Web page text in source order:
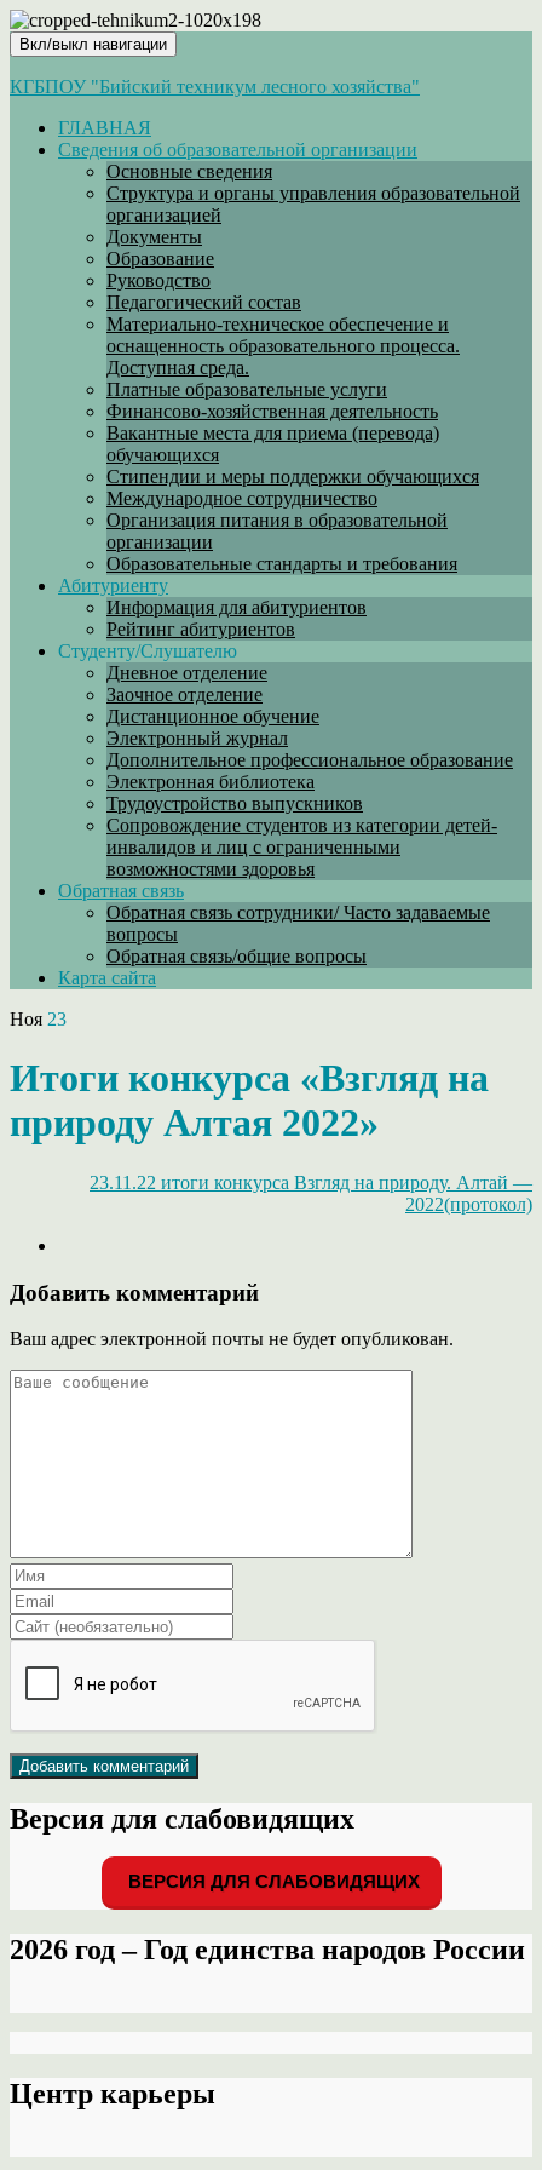
Вкл/выкл навигации
КГБПОУ "Бийский техникум лесного хозяйства"
ГЛАВНАЯ
Сведения об образовательной организации
Основные сведения
Структура и органы управления образовательной
организацией
Документы
Образование
Руководство
Педагогический состав
Материально-техническое обеспечение и
оснащенность образовательного процесса.
Доступная среда.
Платные образовательные услуги
Финансово-хозяйственная деятельность
Вакантные места для приема (перевода)
обучающихся
Стипендии и меры поддержки обучающихся
Международное сотрудничество
Организация питания в образовательной
организации
Образовательные стандарты и требования
Абитуриенту
Информация для абитуриентов
Рейтинг абитуриентов
Студенту/Слушателю
Дневное отделение
Заочное отделение
Дистанционное обучение
Электронный журнал
Дополнительное профессиональное образование
Электронная библиотека
Трудоустройство выпускников
Сопровождение студентов из категории детей-
инвалидов и лиц с ограниченными
возможностями здоровья
Обратная связь
Обратная связь сотрудники/ Часто задаваемые
вопросы
Обратная связь/общие вопросы
Карта сайта
Ноя 23
Итоги конкурса «Взгляд на
природу Алтая 2022»
23.11.22 итоги конкурса Взгляд на природу. Алтай —
2022(протокол)
Добавить комментарий
Ваш адрес электронной почты не будет опубликован.
Версия для слабовидящих
ВЕРСИЯ ДЛЯ СЛАБОВИДЯЩИХ
2026 год – Год единства народов России
Центр карьеры